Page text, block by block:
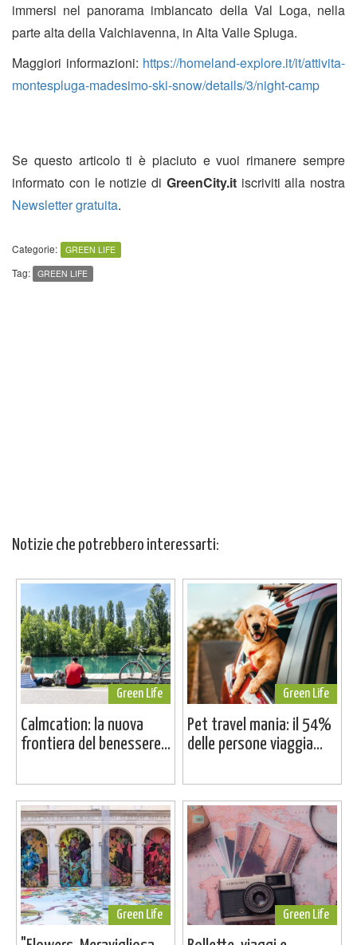
immersi nel panorama imbiancato della Val Loga, nella
parte alta della Valchiavenna, in Alta Valle Spluga.
Maggiori informazioni: https://homeland-explore.it/it/attivita-
montespluga-madesimo-ski-snow/details/3/night-camp
Se questo articolo ti è piaciuto e vuoi rimanere sempre
informato con le notizie di GreenCity.itiscriviti alla nostra
Newsletter gratuita.
Categorie: GREEN LIFE
Tag: GREEN LIFE
Notizie che potrebbero interessarti:
Green Life
Calmcation: la nuova
frontiera del benessere...
Green Life
Pet travel mania: il 54%
delle persone viaggia...
Green Life Green Life